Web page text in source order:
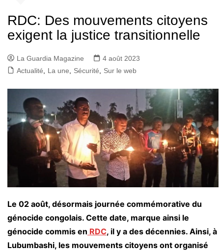
RDC: Des mouvements citoyens
exigent la justice transitionnelle
La Guardia Magazine
4 août 2023
Actualité
La une Sécurité Sur le web
Le 02 août, désormais journée commémorative du
génocide congolais. Cette date, marque ainsi le
génocide commis en RDC, il y a des décennies. Ainsi, à
Lubumbashi, les mouvements citoyens ont organisé